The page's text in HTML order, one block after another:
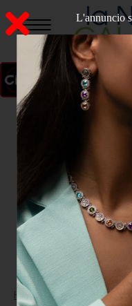
Home > CRONACA
L'annuncio